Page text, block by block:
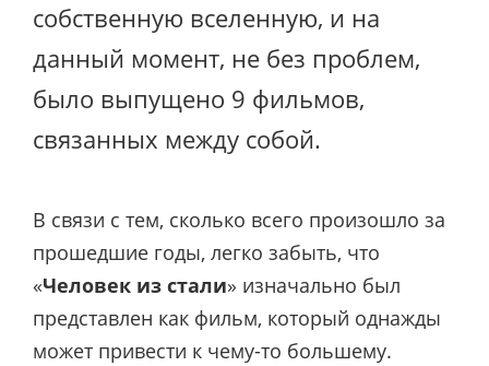
собственную вселенную, и на
данный момент, не без проблем,
было выпущено 9 фильмов,
связанных между собой.
В связи с тем, сколько всего произошло за
прошедшие годы, легко забыть, что
«Человек из стали» изначально был
представлен как фильм, который однажды
может привести к чему-то большему.